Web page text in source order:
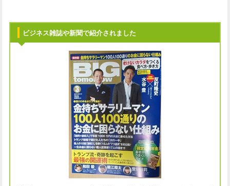
ビジネス雑誌や新聞で紹介されました